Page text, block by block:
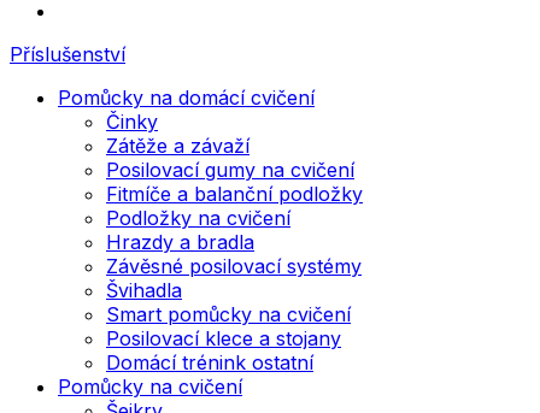
Příslušenství
Pomůcky na domácí cvičení
Činky
Zátěže a závaží
Posilovací gumy na cvičení
Fitmíče a balanční podložky
Podložky na cvičení
Hrazdy a bradla
Závěsné posilovací systémy
Švihadla
Smart pomůcky na cvičení
Posilovací klece a stojany
Domácí trénink ostatní
Pomůcky na cvičení